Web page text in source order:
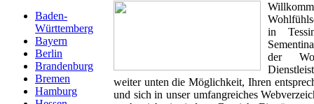
Baden-
Württemberg
Bayern
Berlin
Brandenburg
Bremen
Hamburg
in
der
weiter unten die Möglichkeit, Ihren
und sich in unser umfangreiches